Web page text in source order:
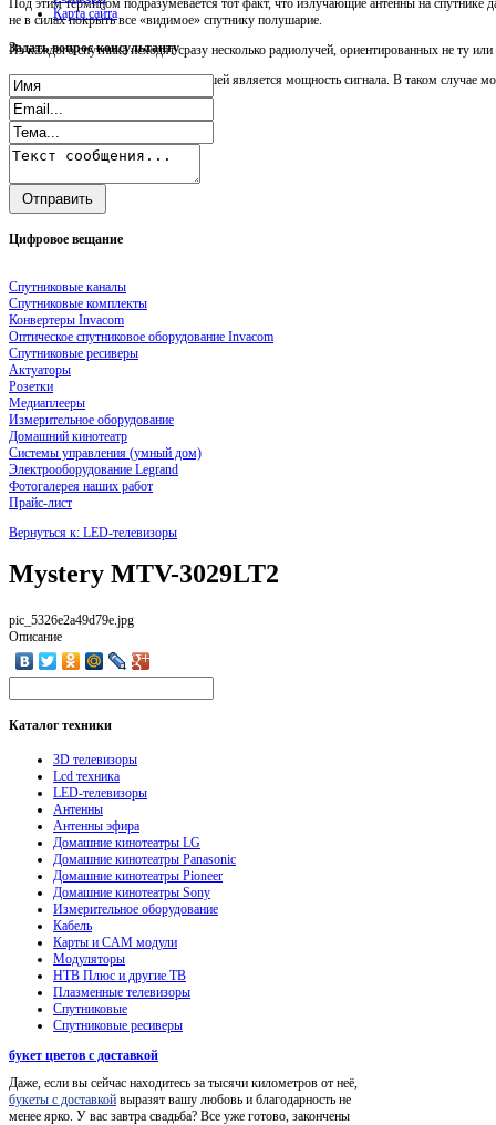
Под этим термином подразумевается тот факт, что излучающие антенны на спутнике
не в силах покрыть все «видимое» спутнику полушарие.
Из каждого спутника исходят сразу несколько радиолучей, ориентированных не ту
Чем ближе к центру зоны, тем большей является мощность сигнала. В таком случае
Карта сайта
Задатьвопрос консультанту
Цифровое вещание
Спутниковые каналы
Спутниковые комплекты
Конвертеры Invacom
Оптическое спутниковое оборудование Invacom
Спутниковые ресиверы
Актуаторы
Розетки
Медиаплееры
Измерительное оборудование
Домашний кинотеатр
Системы управления (умный дом)
Электрооборудование Legrand
Фотогалерея наших работ
Прайс-лист
Вернуться к: LED-телевизоры
Mystery MTV-3029LT2
pic_5326e2a49d79e.jpg
Описание
Каталогтехники
3D телевизоры
Lcd техника
LED-телевизоры
Антенны
Антенны эфира
Домашние кинотеатры LG
Домашние кинотеатры Panasonic
Домашние кинотеатры Pioneer
Домашние кинотеатры Sony
Измерительное оборудование
Кабель
Карты и CAM модули
Модуляторы
НТВ Плюс и другие ТВ
Плазменные телевизоры
Спутниковые
Спутниковые ресиверы
букет цветов с доставкой
Даже, если вы сейчас находитесь за тысячи километров от неё,
букеты с доставкой выразят вашу любовь и благодарность не
менее ярко. У вас завтра свадьба? Все уже готово, закончены